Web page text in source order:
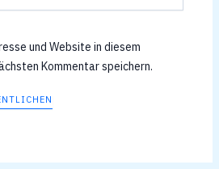
und Website in diesem
Kommentar speichern.